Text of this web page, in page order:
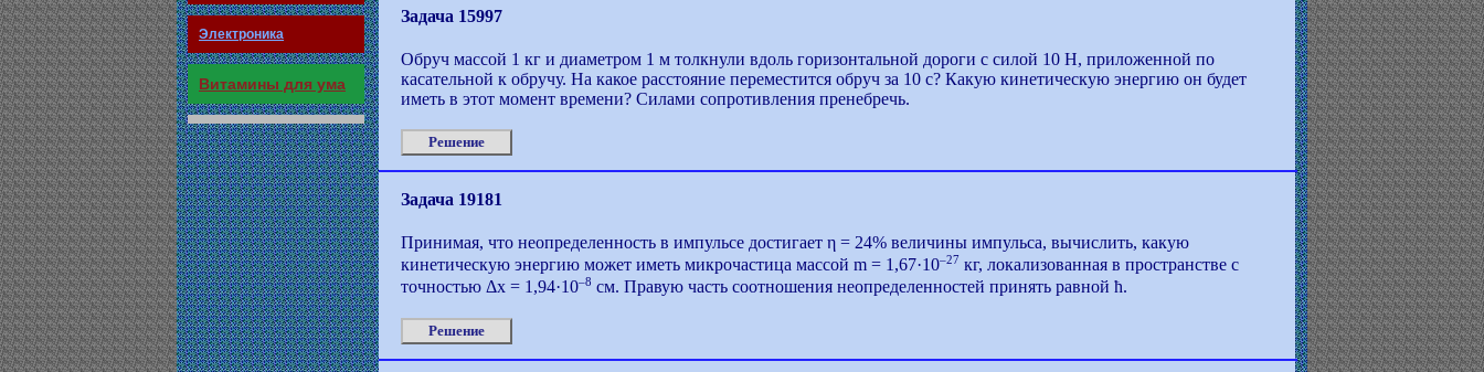
Электроника
Витамины для ума
Задача 15997
Обруч массой 1 кг и диаметром 1 м толкнули вдоль горизонтальной дороги с силой 10 Н, приложенной по
касательной к обручу. На какое расстояние переместится обруч за 10 с? Какую кинетическую энергию он будет
иметь в этот момент времени? Силами сопротивления пренебречь.
Решение
Задача 19181
Принимая, что неопределенность в импульсе достигает η = 24% величины импульса, вычислить, какую
кинетическую энергию может иметь микрочастица массой m = 1,67·10–27 кг, локализованная в пространстве с
точностью Δх = 1,94·10–8 см. Правую часть соотношения неопределенностей принять равной ћ.
Решение